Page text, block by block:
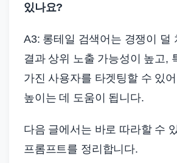
있나요?
A3: 롱테일 검색어는 경쟁이 덜
결과 상위 노출 가능성이 높고,
가진 사용자를 타겟팅할 수 있
높이는 데 도움이 됩니다.
다음 글에서는 바로 따라할 수
프롬프트를 정리합니다.